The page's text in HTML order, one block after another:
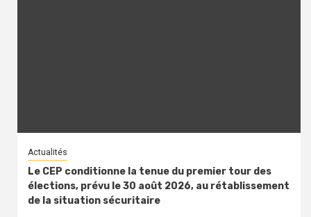
Actualités
Le CEP conditionne la tenue du premier tour des
élections, prévu le 30 août 2026, au rétablissement
de la situation sécuritaire